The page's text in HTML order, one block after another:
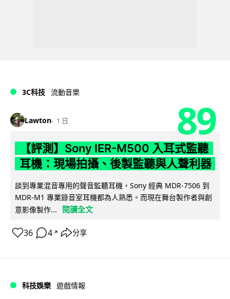
3C科技 流動音樂
Lawton 1 日 89
【評測】Sony IER-M500 入耳式監聽
耳機：現場拍攝、後製監聽與人聲利器
談到專業混音專用的聲音監聽耳機，Sony 經典 MDR-7506 到
MDR-M1 專業錄音室耳機都為人熟悉。而現在舞台製作者與創
意影像製作...
閱讀全文
36 4 ↗ 分享
科技娛樂 遊戲情報